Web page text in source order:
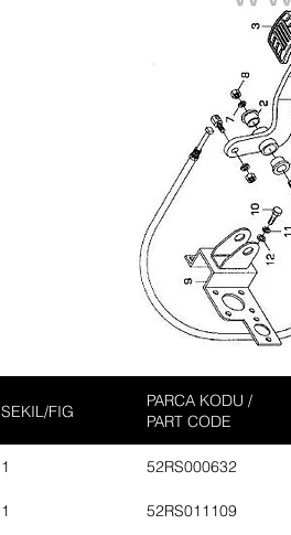
SEKIL/FIG
PARCA KODU /
PART CODE
1 52RS000632
1
52RS011109